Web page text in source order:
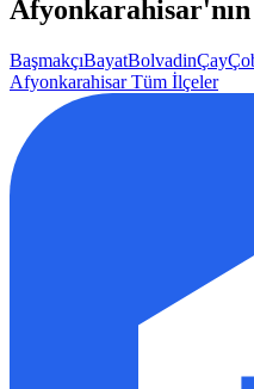
Afyonkarahisar
BaşmakçıBayatBolvadinÇay
AfyonkarahisarTüm İlçeler